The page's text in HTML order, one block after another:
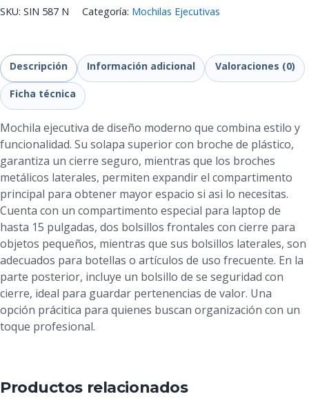
SKU: SIN 587 N Categoría: Mochilas Ejecutivas
Descripción Información adicional Valoraciones (0)
Ficha técnica
Mochila ejecutiva de diseño moderno que combina estilo y
funcionalidad. Su solapa superior con broche de plástico,
garantiza un cierre seguro, mientras que los broches
metálicos laterales, permiten expandir el compartimento
principal para obtener mayor espacio si asi lo necesitas.
Cuenta con un compartimento especial para laptop de
hasta 15 pulgadas, dos bolsillos frontales con cierre para
objetos pequeños, mientras que sus bolsillos laterales, son
adecuados para botellas o artículos de uso frecuente. En la
parte posterior, incluye un bolsillo de se seguridad con
cierre, ideal para guardar pertenencias de valor. Una
opción prácitica para quienes buscan organización con un
toque profesional.
Productos relacionados